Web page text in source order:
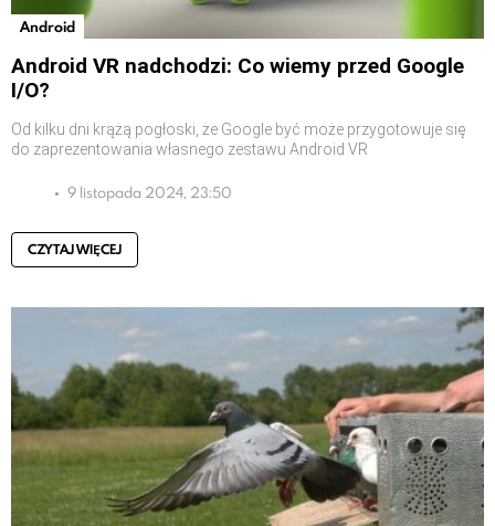
Android
Android VR nadchodzi: Co wiemy przed Google
I/O?
Od kilku dni krążą pogłoski, że Google być może przygotowuje się
do zaprezentowania własnego zestawu Android VR
9 listopada 2024, 23:50
CZYTAJ WIĘCEJ